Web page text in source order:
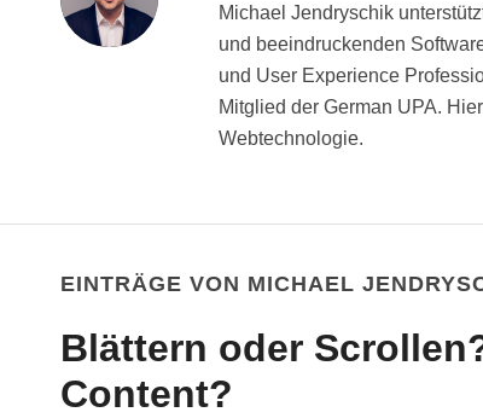
Michael Jendryschik
und beeindruckenden
und User Experience
Mitglied der German UPA.
Webtechnologie.
EINTRÄGE VON MICHAEL
Blättern oder
Content?